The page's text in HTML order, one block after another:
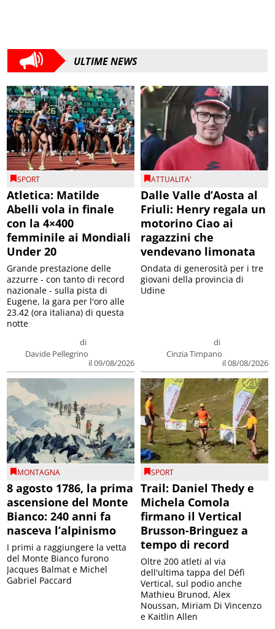
ULTIME NEWS
SPORT
Atletica: Matilde
Abelli vola in finale
con la 4×400
femminile ai Mondiali
Under 20
di
Davide Pellegrino
il 09/08/2026
Grande prestazione delle
azzurre - con tanto di record
nazionale - sulla pista di
Eugene, la gara per l'oro alle
23.42 (ora italiana) di questa
notte
ATTUALITA'
Dalle Valle d’Aosta al
Friuli: Henry regala un
motorino Ciao ai
ragazzini che
vendevano limonata
di
Cinzia Timpano
il 08/08/2026
Ondata di generosità per i tre
giovani della provincia di
Udine
MONTAGNA
8 agosto 1786, la prima
ascensione del Monte
Bianco: 240 anni fa
nasceva l’alpinismo
I primi a raggiungere la vetta
del Monte Bianco furono
Jacques Balmat e Michel
Gabriel Paccard
SPORT
Trail: Daniel Thedy e
Michela Comola
firmano il Vertical
Brusson-Bringuez a
tempo di record
Oltre 200 atleti al via
dell'ultima tappa del Défì
Vertical, sul podio anche
Mathieu Brunod, Alex
Noussan, Miriam Di Vincenzo
e Kaitlin Allen